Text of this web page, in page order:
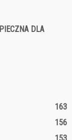
DLA
163
156